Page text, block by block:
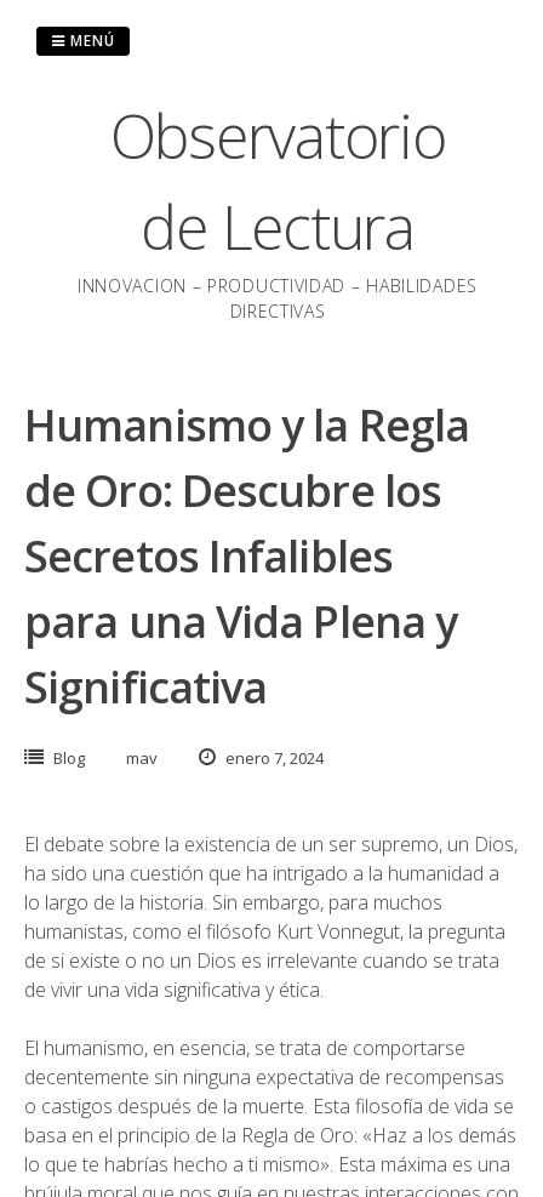
Observatorio
de Lectura
INNOVACION – PRODUCTIVIDAD – HABILIDADES
DIRECTIVAS
MENÚ
Humanismo y la Regla
de Oro: Descubre los
Secretos Infalibles
para una Vida Plena y
Significativa
Blog mav enero 7, 2024
El debate sobre la existencia de un ser supremo, un Dios,
ha sido una cuestión que ha intrigado a la humanidad a
lo largo de la historia. Sin embargo, para muchos
humanistas, como el filósofo Kurt Vonnegut, la pregunta
de si existe o no un Dios es irrelevante cuando se trata
de vivir una vida significativa y ética.
El humanismo, en esencia, se trata de comportarse
decentemente sin ninguna expectativa de recompensas
o castigos después de la muerte. Esta filosofía de vida se
basa en el principio de la Regla de Oro: «Haz a los demás
lo que te habrías hecho a ti mismo». Esta máxima es una